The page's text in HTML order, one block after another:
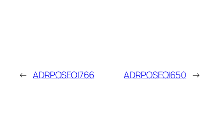
← ADRPOSEOI766 ADRPOSEOI650 →